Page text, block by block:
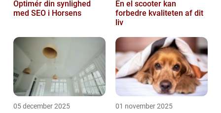
Optimér din synlighed
med SEO i Horsens
En el scooter kan
forbedre kvaliteten af dit
liv
05 december 2025 01 november 2025